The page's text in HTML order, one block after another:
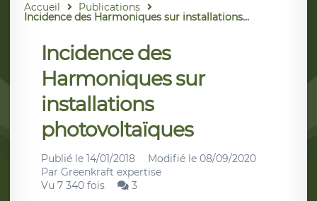
Accueil Publications
Incidence des Harmoniques sur installations...
Incidence des
Harmoniques sur
installations
photovoltaïques
Publié le 14/01/2018 Modifié le 08/09/2020
Par Greenkraft expertise
Vu 7 340 fois
3